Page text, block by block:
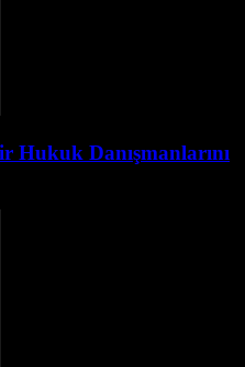
Hukuk Danışmanlarını